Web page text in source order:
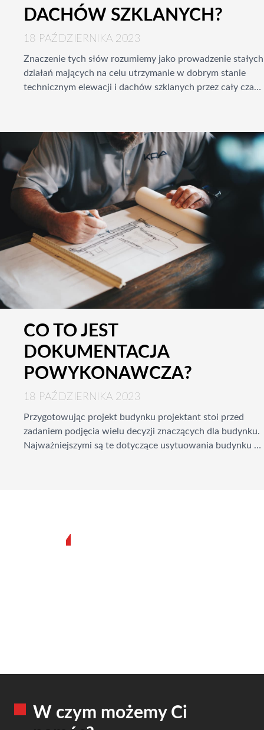
DACHÓW SZKLANYCH?
18 PAŹDZIERNIKA 2023
Znaczenie tych słów rozumiemy jako prowadzenie stałych
działań mających na celu utrzymanie w dobrym stanie
technicznym elewacji i dachów szklanych przez cały czas
CO TO JEST
DOKUMENTACJA
POWYKONAWCZA?
18 PAŹDZIERNIKA 2023
Przygotowując projekt budynku projektant stoi przed
zadaniem podjęcia wielu decyzji znaczących dla budynku.
Najważniejszymi są te dotyczące usytuowania budynku w
Zapraszamy
W czym możemy Ci